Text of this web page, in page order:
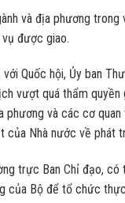
và địa phương
được giao.
Quốc hội, Ủy ban
vượt quá thẩm
phương và các cơ
của Nhà nước về phát
trực Ban Chỉ đạo,
của Bộ để tổ chức